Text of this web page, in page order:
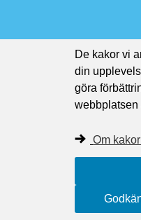
De kakor vi
din
göra
webbplatsen
Om